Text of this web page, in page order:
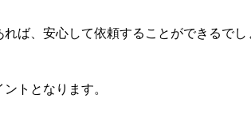
ば、安心して依頼することができるでし
トとなります。